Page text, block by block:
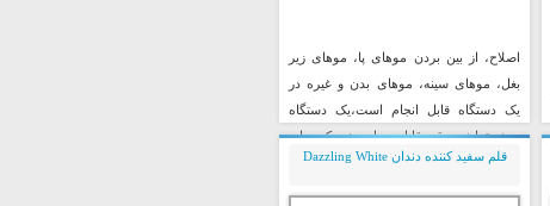
اصلاح، از بین بردن موهای پا، موهای زیر
بغل، موهای سینه، موهای بدن و غیره در
یک دستگاه قابل انجام است،یک دستگاه
ریش تراش برقی قابل حمل مینیکهبرای
مراقبت از خانم ها و آقایان در مورد نیاز
قلم سفید کننده دندان Dazzling White